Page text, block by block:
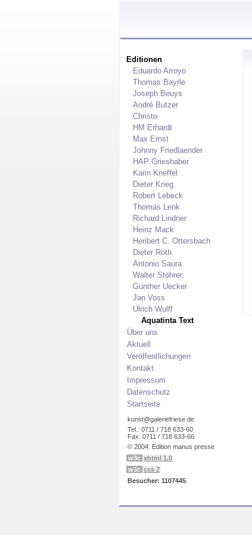
Editionen
Eduardo Arroyo
Thomas Bayrle
Joseph Beuys
André Butzer
Christo
HM Erhardt
Max Ernst
Johnny Friedlaender
HAP Grieshaber
Karin Kneffel
Dieter Krieg
Robert Lebeck
Thomas Lenk
Richard Lindner
Heinz Mack
Heribert C. Ottersbach
Dieter Roth
Antonio Saura
Walter Stöhrer
Günther Uecker
Jan Voss
Ulrich Wulff
Aquatinta Text
Über uns
Aktuell
Veröffentlichungen
Kontakt
Impressum
Datenschutz
Startseite
kunst@galeriefriese.de
Tel.: 0711 / 718 633-60
Fax: 0711 / 718 633-66
© 2004: Edition manus presse
w3c xhtml 1.0
w3c css 2
Besucher: 1107445